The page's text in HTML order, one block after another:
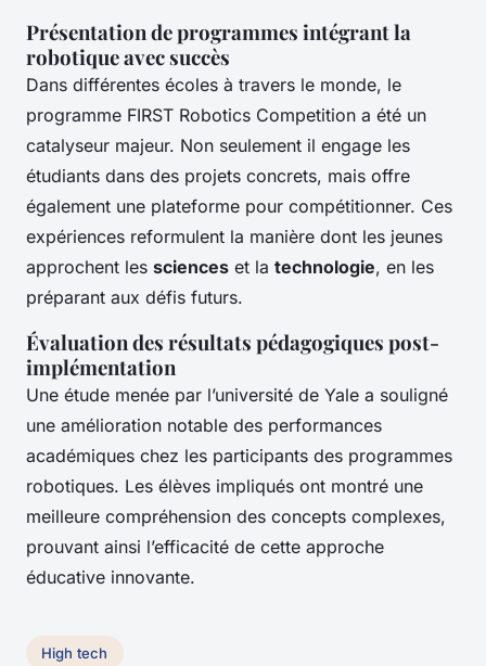
Présentation de programmes intégrant la
robotique avec succès
Dans différentes écoles à travers le monde, le
programme FIRST Robotics Competition a été un
catalyseur majeur. Non seulement il engage les
étudiants dans des projets concrets, mais offre
également une plateforme pour compétitionner. Ces
expériences reformulent la manière dont les jeunes
approchent les sciences et la technologie, en les
préparant aux défis futurs.
Évaluation des résultats pédagogiques post-
implémentation
Une étude menée par l’université de Yale a souligné
une amélioration notable des performances
académiques chez les participants des programmes
robotiques. Les élèves impliqués ont montré une
meilleure compréhension des concepts complexes,
prouvant ainsi l’efficacité de cette approche
éducative innovante.
High tech